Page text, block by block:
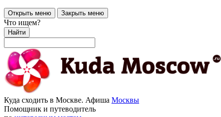
Открыть меню Закрыть меню
Что ищем?
Найти
Куда сходить в Москве. Афиша Москвы
Помощник и путеводитель